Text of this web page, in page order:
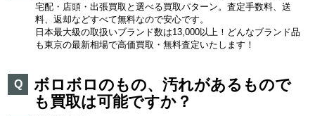
宅配・店頭・出張買取と選べる買取パターン。査定手数料、送
料、返却などすべて無料なので安心です。
日本最大級の取扱いブランド数は13,000以上！どんなブランド品
も東京の最新相場で高価買取・無料査定いたします！
Q
ボロボロのもの、汚れがあるもので
も買取は可能ですか？